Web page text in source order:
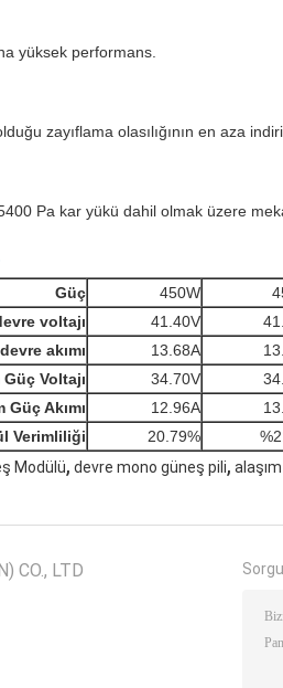
yüksek performans.
zayıflama olasılığının en aza
Pa kar yükü dahil olmak üzere
Güç 450W
voltajı
41.40V
akımı
13.68A
Voltajı
34.70V
Güç Akımı
12.96A
Verimliliği
20.79%
Modülü, devre mono güneş pili,
CO., LTD